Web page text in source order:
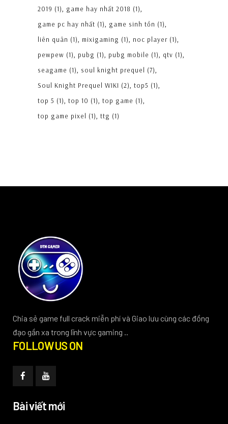
2019 (1) game hay nhất 2018 (1)
game pc hay nhất (1) game sinh tồn (1)
liên quân (1) mixigaming (1) noc player (1)
pewpew (1) pubg (1) pubg mobile (1) qtv (1)
seagame (1) soul knight prequel (7)
Soul Knight Prequel WIKI (2) top5 (1)
top 5 (1) top 10 (1) top game (1)
top game pixel (1) ttg (1)
Chia sẻ game full crack miễn phí và Giao lưu cùng các đồng
đạo gần xa trong lĩnh vực gaming ..
FOLLOW US ON
Bài viết mới